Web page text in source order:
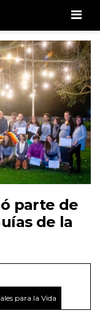
parte de
de la
para la Vida